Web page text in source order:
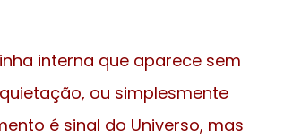
interna que aparece sem
ou simplesmente
é sinal do Universo, mas